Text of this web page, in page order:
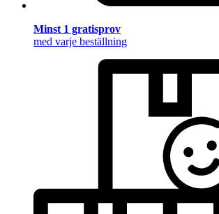
Minst 1 gratisprov
med varje beställning